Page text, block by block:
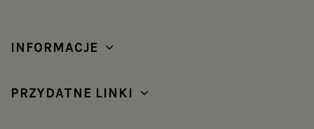
INFORMACJE
PRZYDATNE LINKI